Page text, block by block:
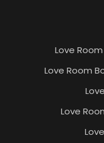
Love
Love Room
Love